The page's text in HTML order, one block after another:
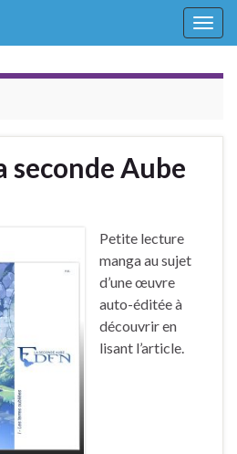
seconde Aube
Petite lecture
manga au sujet
d’une œuvre
auto-éditée à
découvrir en
lisant l’article.